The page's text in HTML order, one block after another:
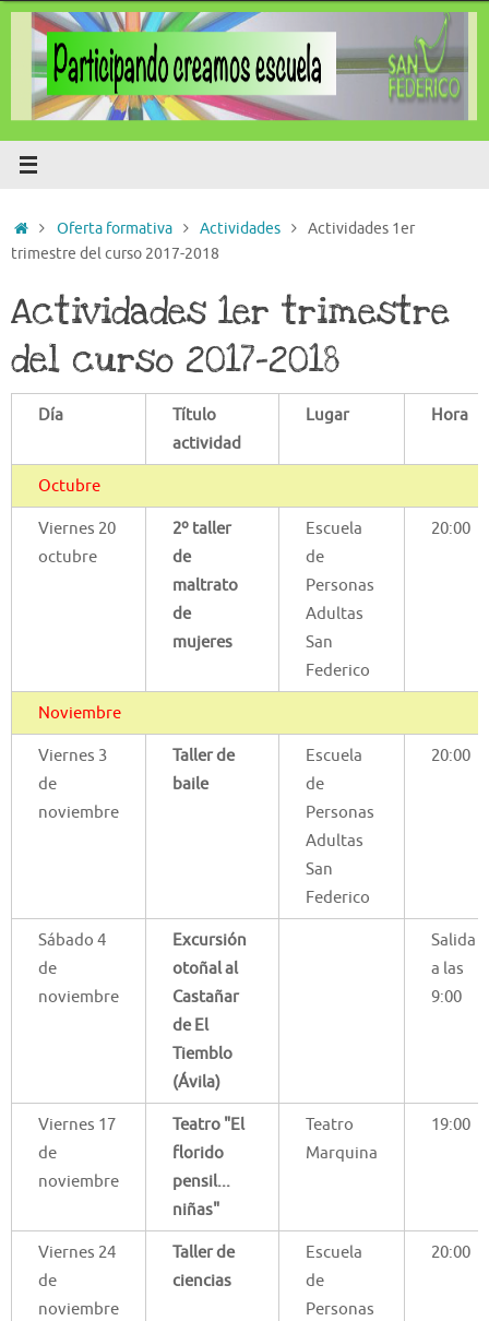
Saltar
contenido
InicioOferta formativa Actividades
Actividades 1er
trimestre del curso 2017-2018
Actividades 1er trimestre
del curso 2017-2018
Día
Título
actividad
Lugar Hora
Octubre
Viernes 20
octubre
2º taller
de
maltrato
de
mujeres
Escuela
de
Personas
Adultas
San
Federico
20:00
Noviembre
Viernes 3
de
noviembre
Taller de
baile
Escuela
de
Personas
Adultas
San
Federico
20:00
Sábado 4
de
noviembre
Excursión
otoñal al
Castañar
de El
Tiemblo
(Ávila)
Salida
a las
9:00
Viernes 17
de
noviembre
Teatro "El
florido
pensil...
niñas"
Teatro
Marquina
19:00
Viernes 24
de
noviembre
Taller de
ciencias
Escuela
de
Personas
20:00